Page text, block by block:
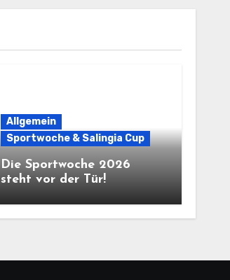
Allgemein
Sportwoche & Salingia Cup
Die Sportwoche 2026
steht vor der Tür!